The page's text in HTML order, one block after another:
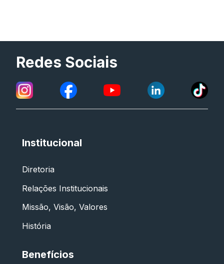
Redes Sociais
Institucional
Diretoria
Relações Institucionais
Missão, Visão, Valores
História
Benefícios